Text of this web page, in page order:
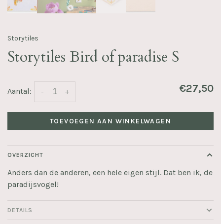
Storytiles
Storytiles Bird of paradise S
Aantal: +
- €27,50
TOEVOEGEN AAN WINKELWAGEN
OVERZICHT
Anders dan de anderen, een hele eigen stijl. Dat ben ik, de
paradijsvogel!
DETAILS